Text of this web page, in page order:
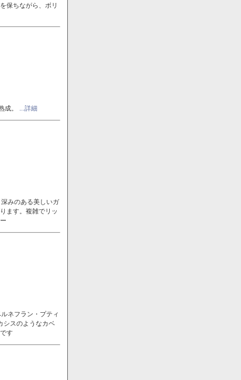
保ちながら、ボリ
成。
...詳細
みのある美しいガ
ます。複雑でリッ
ネフラン・プティ
シスのようなカベ
す